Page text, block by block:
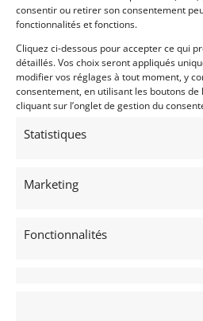
consentir ou retirer son consentement
fonctionnalités et fonctions.
Cliquez ci-dessous pour accepter ce qui
détaillés. Vos choix seront appliqués
modifier vos réglages à tout moment, y
consentement, en utilisant les boutons
cliquant sur l’onglet de gestion du
Statistiques
Marketing
Fonctionnalités
MERCEDES 190 SL (1959)